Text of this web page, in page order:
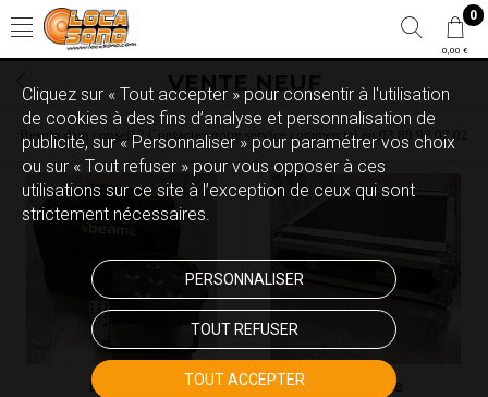
0
0,00 €
VENTE NEUF
Besoin d'un conseil ? Contactez notre service commercial au 03 88 92 02 02
Eclairage Flight case
Cliquez sur « Tout accepter » pour consentir à l'utilisation
de cookies à des fins d’analyse et personnalisation de
publicité, sur « Personnaliser » pour paramétrer vos choix
ou sur « Tout refuser » pour vous opposer à ces
utilisations sur ce site à l’exception de ceux qui sont
strictement nécessaires.
PERSONNALISER
TOUT REFUSER
TOUT ACCEPTER